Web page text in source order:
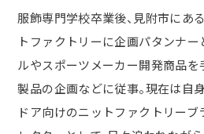
服飾専門学校卒業後、見附市にある
トファクトリーに企画パタンナー
ルやスポーツメーカー開発商品を
製品の企画などに従事。現在は自
ドア向けのニットファクトリーブ